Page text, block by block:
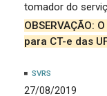
tomador do
OBSERVAÇÃO:
para CT-e das
SVRS
27/08/2019